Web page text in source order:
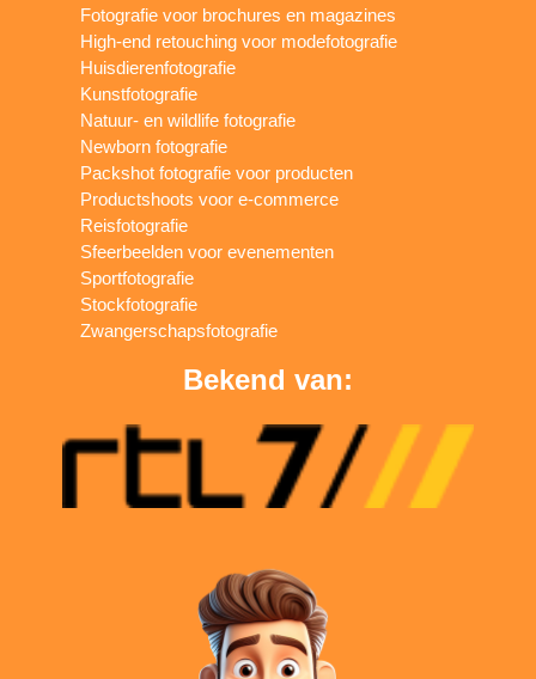
Fotografie voor brochures en magazines
High-end retouching voor modefotografie
Huisdierenfotografie
Kunstfotografie
Natuur- en wildlife fotografie
Newborn fotografie
Packshot fotografie voor producten
Productshoots voor e-commerce
Reisfotografie
Sfeerbeelden voor evenementen
Sportfotografie
Stockfotografie
Zwangerschapsfotografie
Bekend van: